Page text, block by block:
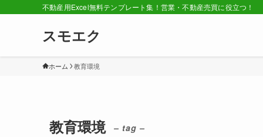
不動産用Excel無料テンプレート集！営業・不動産売買に役立つ！
スモエク
ホーム 教育環境
教育環境 – tag –